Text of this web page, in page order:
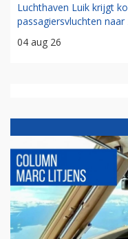
Luchthaven Luik krijgt
passagiersvluchten
04 aug 26